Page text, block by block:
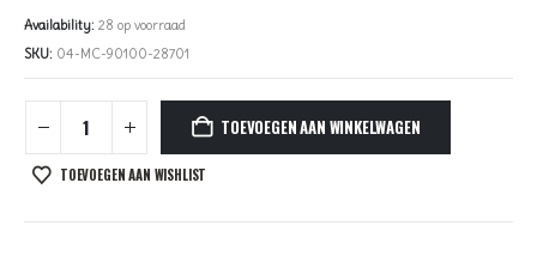
Availability: 28 op voorraad
SKU: 04-MC-90100-28701
TOEVOEGEN AAN WINKELWAGEN
TOEVOEGEN AAN WISHLIST